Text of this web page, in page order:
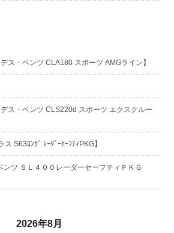
ス・ベンツ CLA180 スポーツ AMGライン】
ス・ベンツ CLS220d スポーツ エクスクルー
S63ﾛﾝｸﾞ ﾚｰﾀﾞｰｾｰﾌﾃｨPKG】
ンツ ＳＬ４００レーダーセーフティＰＫＧ
2026年8月